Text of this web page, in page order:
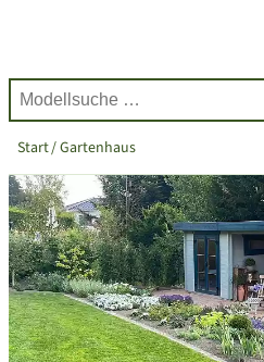
Start Gartenhaus